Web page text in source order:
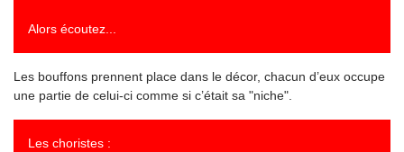
Alors écoutez...
Les bouffons prennent place dans le décor, chacun d’eux occupe
une partie de celui-ci comme si c’était sa "niche".
Les choristes :